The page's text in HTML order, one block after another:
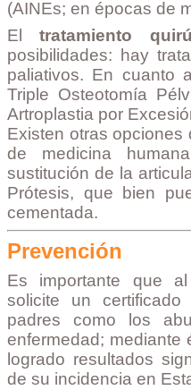
(AINEs; en épocas de
Eltratamiento
posibilidades: hay
paliativos. En cuanto
Triple Osteotomía
Artroplastia por
Existen otras opciones
de medicina
sustitución de la
Prótesis, que bien
cementada.
Prevención
Es importante que
solicite un
padres como los
enfermedad;
logrado resultados
de su incidencia en